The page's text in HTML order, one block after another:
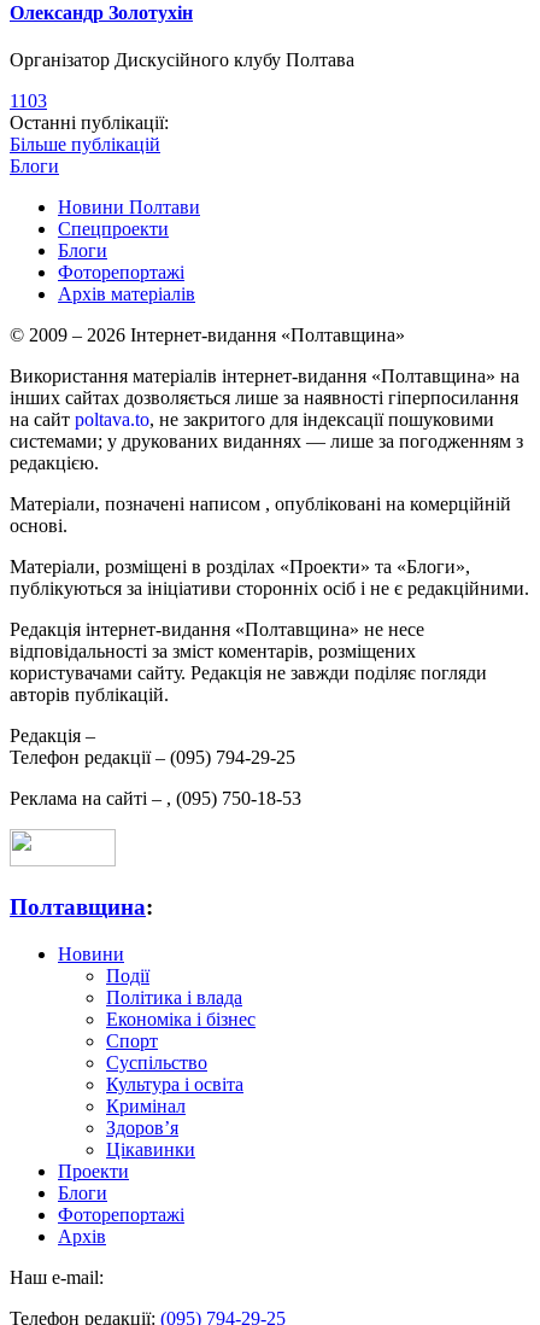
Олександр Золотухін
Організатор Дискусійного клубу Полтава
1103
Останні публікації:
Більше публікацій
Блоги
Новини Полтави
Спецпроекти
Блоги
Фоторепортажі
Архів матеріалів
© 2009 – 2026 Інтернет-видання «Полтавщина»
Використання матеріалів інтернет-видання «Полтавщина» на
інших сайтах дозволяється лише за наявності гіперпосилання
на сайт poltava.to, не закритого для індексації пошуковими
системами; у друкованих виданнях — лише за погодженням з
редакцією.
Матеріали, позначені написом , опубліковані на комерційній
основі.
Матеріали, розміщені в розділах «Проекти» та «Блоги»,
публікуються за ініціативи сторонніх осіб і не є редакційними.
Редакція інтернет-видання «Полтавщина» не несе
відповідальності за зміст коментарів, розміщених
користувачами сайту. Редакція не завжди поділяє погляди
авторів публікацій.
Редакція –
Телефон редакції – (095) 794-29-25
Реклама на сайті – , (095) 750-18-53
Полтавщина:
Новини
Події
Політика і влада
Економіка і бізнес
Спорт
Суспільство
Культура і освіта
Кримінал
Здоров’я
Цікавинки
Проекти
Блоги
Фоторепортажі
Архів
Наш e-mail:
Телефон редакції: (095) 794-29-25